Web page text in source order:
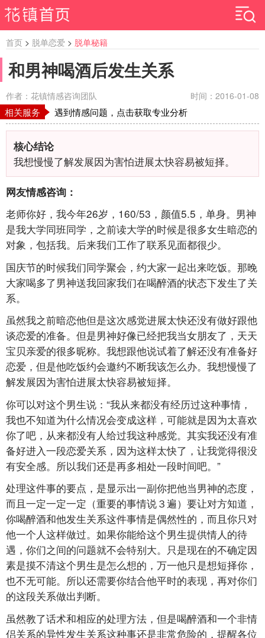
首页 > 脱单恋爱 > 脱单秘籍
和男神喝酒后发生关系
作者：花镇情感咨询团队 时间：2016-01-08
相关服务 遇到情感问题，点击获取专业分析
核心结论
我想慢慢了解发展因为害怕进展太快容易被短择。
网友情感咨询：
老师你好，我今年26岁，160/53，颜值5.5，单身。男神
是我大学同班同学，之前读大学的时候是很多女生暗恋的
对象，包括我。后来我们工作了联系见面都很少。
国庆节的时候我们同学聚会，约大家一起出来吃饭。那晚
大家喝多了男神送我回家我们在喝醉酒的状态下发生了关
系。
虽然我之前暗恋他但是这次感觉进展太快还没有做好跟他
谈恋爱的准备。但是男神好像已经把我当女朋友了，天天
宝贝亲爱的很多昵称。我想跟他说试着了解还没有准备好
恋爱，但是他吃饭约会邀约不断我该怎么办。我想慢慢了
解发展因为害怕进展太快容易被短择。
你可以对这个男生说：“我从来都没有经历过这种事情，
我也不知道为什么情况会变成这样，可能就是因为太喜欢
你了吧，从来都没有人给过我这种感觉。其实我还没有准
备好进入一段恋爱关系，因为这样太快了，让我觉得很没
有安全感。所以我们还是再多相处一段时间吧。”
处理这件事的要点，是显示出一副你把他当男神的态度，
而且一定一定一定（重要的事情说３遍）要让对方知道，
你喝醉酒和他发生关系这件事情是偶然性的，而且你只对
他一个人这样做过。如果你能给这个男生提供情人的待
遇，你们之间的问题就不会特别大。只是现在的不确定因
素是摸不清这个男生是怎么想的，万一他只是想短择你，
也不无可能。所以还需要你结合他平时的表现，再对你们
的这段关系做出判断。
虽然教了话术和相应的处理方法，但是喝醉酒和一个非情
侣关系的异性发生关系这种事还是非常危险的，提醒各位